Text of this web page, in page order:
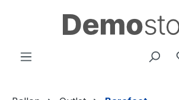
Zum Hauptinhalt springen